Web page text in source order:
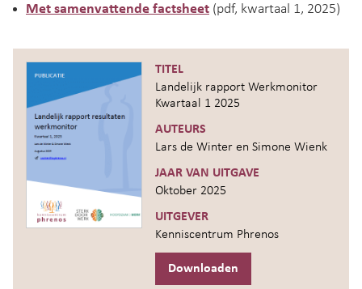
Met samenvattende factsheet (pdf, kwartaal 1, 2025)
TITEL
Landelijk rapport Werkmonitor
Kwartaal 1 2025
AUTEURS
Lars de Winter en Simone Wienk
JAAR VAN UITGAVE
Oktober 2025
UITGEVER
Kenniscentrum Phrenos
Downloaden